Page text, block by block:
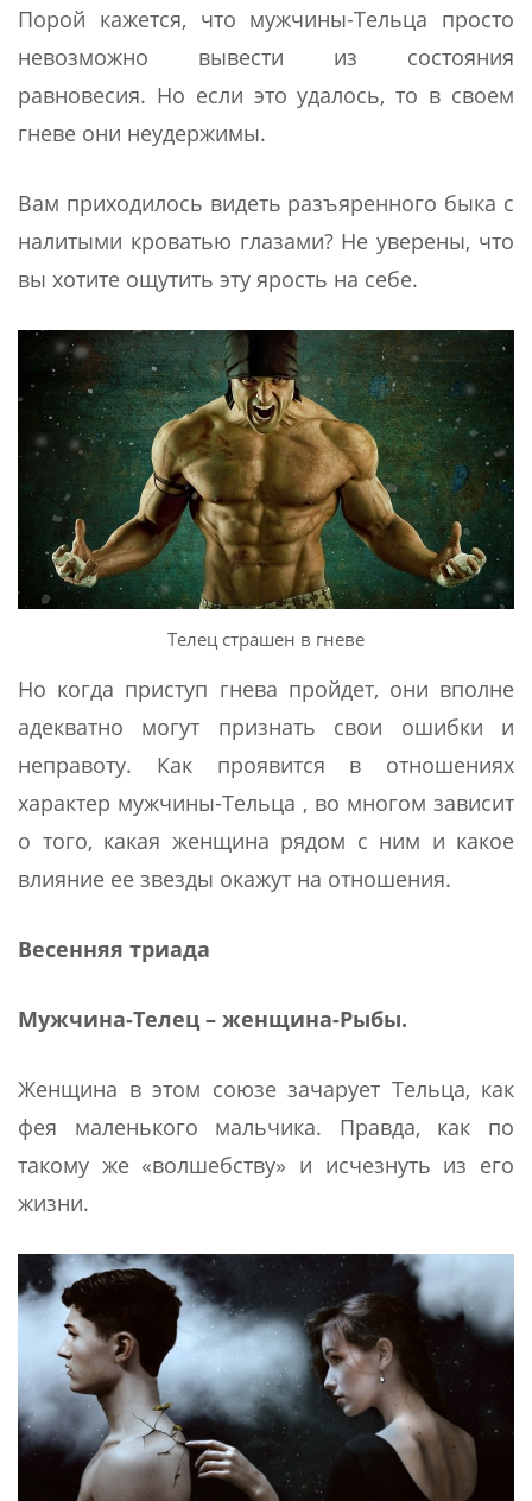
Порой кажется, что мужчины-Тельца просто
невозможно вывести из состояния
равновесия. Но если это удалось, то в своем
гневе они неудержимы.
Вам приходилось видеть разъяренного быка с
налитыми кроватью глазами? Не уверены, что
вы хотите ощутить эту ярость на себе.
Телец страшен в гневе
Но когда приступ гнева пройдет, они вполне
адекватно могут признать свои ошибки и
неправоту. Как проявится в отношениях
характер мужчины-Тельца , во многом зависит
о того, какая женщина рядом с ним и какое
влияние ее звезды окажут на отношения.
Весенняя триада
Мужчина-Телец – женщина-Рыбы.
Женщина в этом союзе зачарует Тельца, как
фея маленького мальчика. Правда, как по
такому же «волшебству» и исчезнуть из его
жизни.